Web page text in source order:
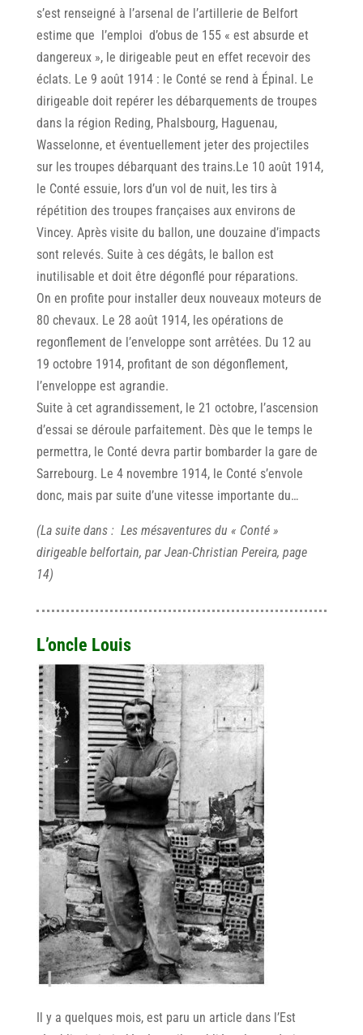
s’est renseigné à l’arsenal de l’artillerie de Belfort
estime que l’emploi d’obus de 155 « est absurde et
dangereux », le dirigeable peut en effet recevoir des
éclats. Le 9 août 1914 : le Conté se rend à Épinal. Le
dirigeable doit repérer les débarquements de troupes
dans la région Reding, Phalsbourg, Haguenau,
Wasselonne, et éventuellement jeter des projectiles
sur les troupes débarquant des trains.Le 10 août 1914,
le Conté essuie, lors d’un vol de nuit, les tirs à
répétition des troupes françaises aux environs de
Vincey. Après visite du ballon, une douzaine d’impacts
sont relevés. Suite à ces dégâts, le ballon est
inutilisable et doit être dégonflé pour réparations.
On en profite pour installer deux nouveaux moteurs de
80 chevaux. Le 28 août 1914, les opérations de
regonflement de l’enveloppe sont arrêtées. Du 12 au
19 octobre 1914, profitant de son dégonflement,
l’enveloppe est agrandie.
Suite à cet agrandissement, le 21 octobre, l’ascension
d’essai se déroule parfaitement. Dès que le temps le
permettra, le Conté devra partir bombarder la gare de
Sarrebourg. Le 4 novembre 1914, le Conté s’envole
donc, mais par suite d’une vitesse importante du…
(La suite dans : Les mésaventures du « Conté »
dirigeable belfortain, par Jean-Christian Pereira, page
14)
L’oncle Louis
Il y a quelques mois, est paru un article dans l’Est